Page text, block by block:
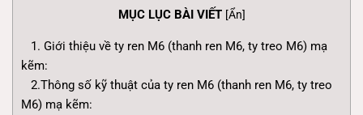
MỤC LỤC BÀI VIẾT [Ẩn]
1. Giới thiệu về ty ren M6 (thanh ren M6, ty treo M6) mạ
kẽm:
2.Thông số kỹ thuật của ty ren M6 (thanh ren M6, ty treo
M6) mạ kẽm: